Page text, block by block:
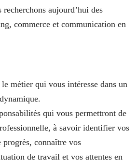
aujourd’hui des
commerce et communication en
métier qui vous intéresse dans un
qui vous permettront de
à savoir identifier vos
progrès, connaître vos
de travail et vos attentes en